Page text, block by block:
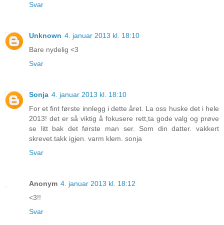
Svar
Unknown 4. januar 2013 kl. 18:10
Bare nydelig <3
Svar
Sonja 4. januar 2013 kl. 18:10
For et fint første innlegg i dette året. La oss huske det i hele
2013! det er så viktig å fokusere rett,ta gode valg og prøve
se litt bak det første man ser. Som din datter. vakkert
skrevet.takk igjen. varm klem. sonja
Svar
Anonym 4. januar 2013 kl. 18:12
<3!!
Svar